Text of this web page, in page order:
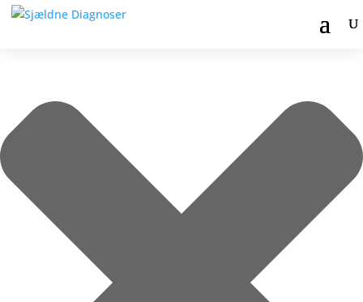
Administrer samtykke til cookies